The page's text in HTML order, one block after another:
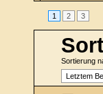
1 2 3
Sortierung